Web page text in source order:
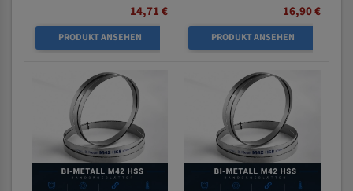
14,71 €
PRODUKT ANSEHEN
16,90 €
PRODUKT ANSEHEN